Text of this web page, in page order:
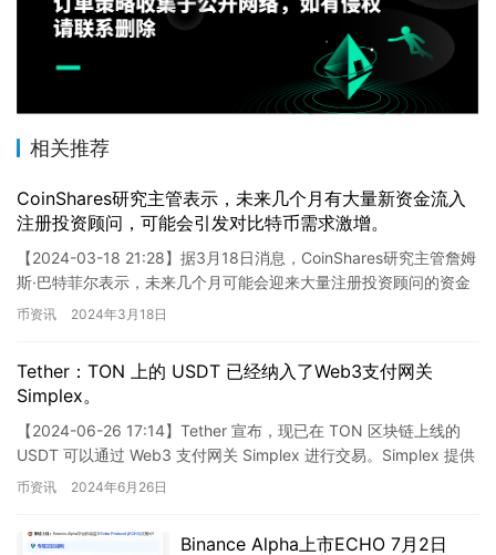
相关推荐
CoinShares研究主管表示，未来几个月有大量新资金流入
注册投资顾问，可能会引发对比特币需求激增。
【2024-03-18 21:28】据3月18日消息，CoinShares研究主管詹姆
斯·巴特菲尔表示，未来几个月可能会迎来大量注册投资顾问的资金
流入，进而刺激比特币需求激增。巴特…
币资讯 2024年3月18日
Tether：TON 上的 USDT 已经纳入了Web3支付网关
Simplex。
【2024-06-26 17:14】Tether 宣布，现已在 TON 区块链上线的
USDT 可以通过 Web3 支付网关 Simplex 进行交易。Simplex 提供
法币和加…
币资讯 2024年6月26日
Binance Alpha上市ECHO 7月2日